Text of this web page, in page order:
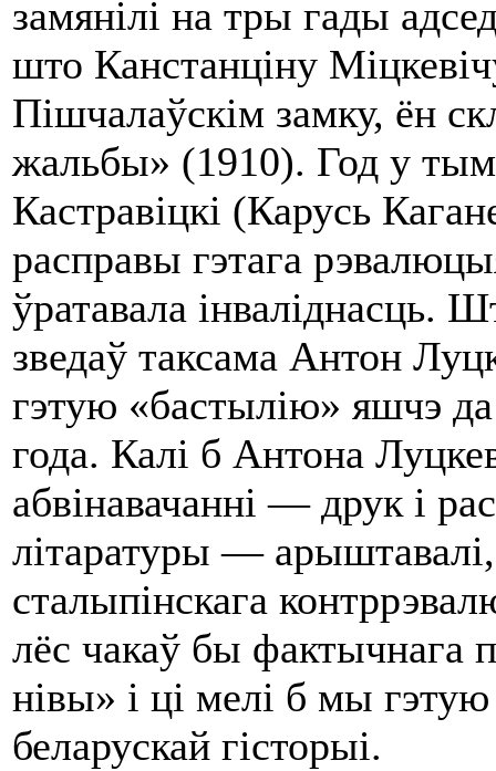
замянілі на тры гады
што Канстанціну
Пішчалаўскім замку, ён
жальбы» (1910). Год у тым
Кастравіцкі (Карусь
расправы гэтага
ўратавала інваліднасць.
зведаў таксама Антон
гэтую «бастылію» яшчэ
года. Калі б Антона
абвінавачанні — друк і
літаратуры —
сталыпінскага
лёс чакаў бы фактычнага
нівы» і ці мелі б мы
беларускай гісторыі.